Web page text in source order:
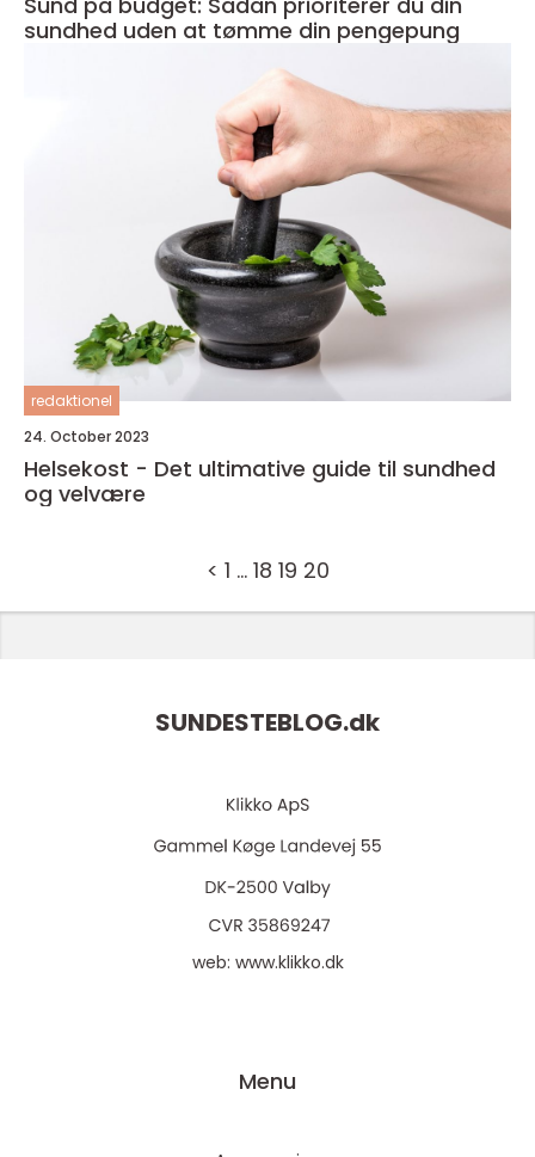
sundhed uden at tømme din pengepung
redaktionel
24. October 2023
Helsekost - Det ultimative guide til sundhed
og velvære
< 1 … 18 19 20
SUNDESTEBLOG.dk
web: www.klikko.dk
Menu